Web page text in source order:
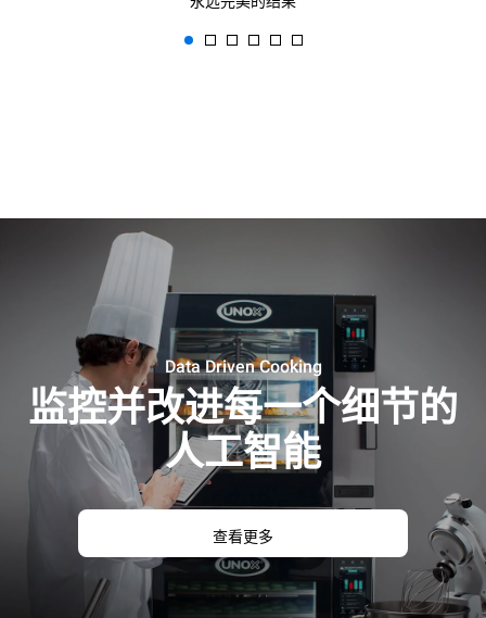
Data Driven Cooking
监控并改进每一个细节的
人工智能
查看更多